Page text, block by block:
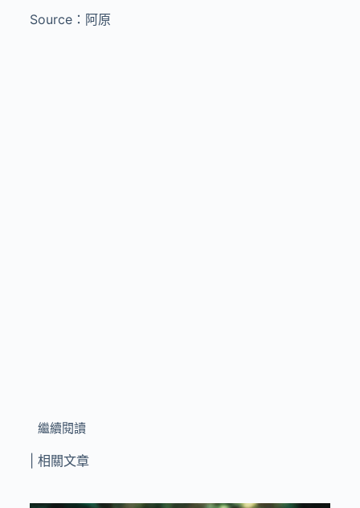
Source：阿原
繼續閱讀
| 相關文章